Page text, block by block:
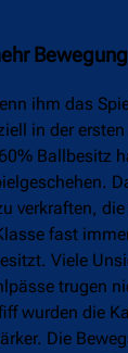
ihm das
in der
Ballbesitz
verkraften,
fast
Viele
trugen
wurden die
Die